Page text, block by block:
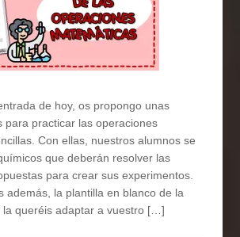
de hoy, os propongo unas
para practicar las operaciones
Con ellas, nuestros alumnos se
que deberán resolver las
para crear sus experimentos.
además, la plantilla en blanco de la
la queréis adaptar a vuestro […]